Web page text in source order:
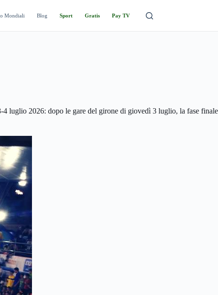
Mondiali Blog Sport Gratis Pay TV
luglio 2026: dopo le gare del girone di giovedì 3 luglio, la fase finale